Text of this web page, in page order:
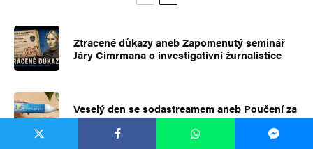
Ztracené důkazy aneb Zapomenutý seminář
Járy Cimrmana o investigativní žurnalistice
Veselý den se sodastreamem aneb Poučení za
pět set